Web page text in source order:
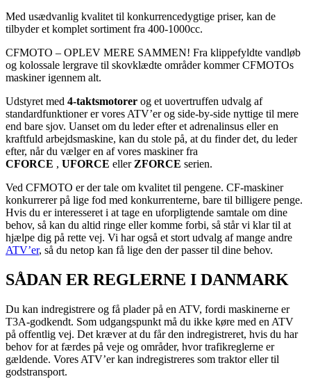
Med usædvanlig kvalitet til konkurrencedygtige priser, kan de
tilbyder et komplet sortiment fra 400-1000cc.
CFMOTO – OPLEV MERE SAMMEN! Fra klippefyldte vandløb
og kolossale lergrave til skovklædte områder kommer CFMOTOs
maskiner igennem alt.
Udstyret med 4-taktsmotorer og et uovertruffen udvalg af
standardfunktioner er vores ATV’er og side-by-side nyttige til mere
end bare sjov. Uanset om du leder efter et adrenalinsus eller en
kraftfuld arbejdsmaskine, kan du stole på, at du finder det, du leder
efter, når du vælger en af ​​vores maskiner fra
CFORCE , UFORCE eller ZFORCE serien.
Ved CFMOTO er der tale om kvalitet til pengene. CF-maskiner
konkurrerer på lige fod med konkurrenterne, bare til billigere penge.
Hvis du er interesseret i at tage en uforpligtende samtale om dine
behov, så kan du altid ringe eller komme forbi, så står vi klar til at
hjælpe dig på rette vej. Vi har også et stort udvalg af mange andre
ATV’er, så du netop kan få lige den der passer til dine behov.
SÅDAN ER REGLERNE I DANMARK
Du kan indregistrere og få plader på en ATV, fordi maskinerne er
T3A-godkendt. Som udgangspunkt må du ikke køre med en ATV
på offentlig vej. Det kræver at du får den indregistreret, hvis du har
behov for at færdes på veje og områder, hvor trafikreglerne er
gældende. Vores ATV’er kan indregistreres som traktor eller til
godstransport.